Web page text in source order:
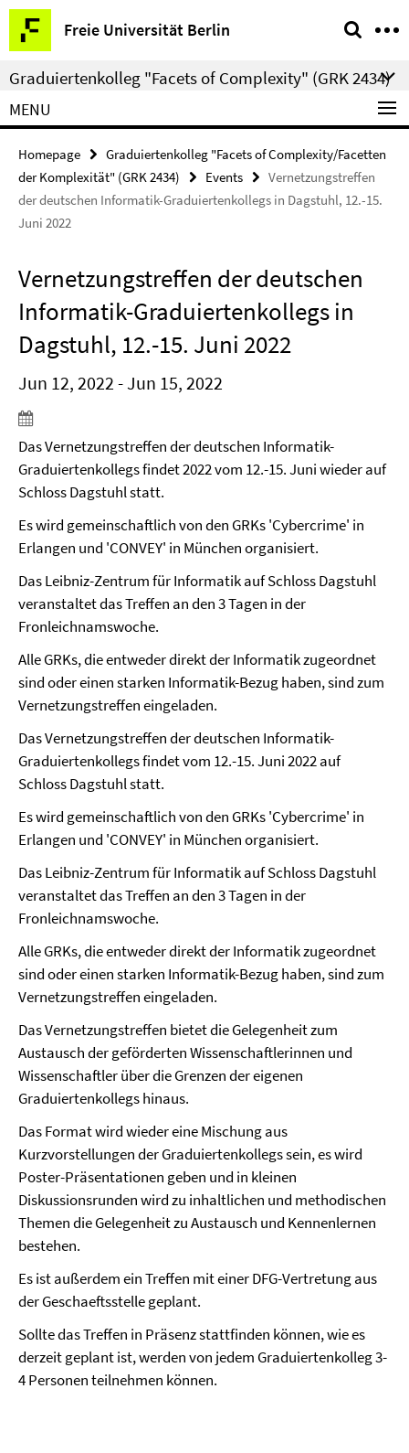
Springe
direkt
zu
Inhalt
Freie Universität Berlin
Service
Navigation
Graduiertenkolleg "Facets of Complexity" (GRK 2434)
MENU
Homepage
Graduiertenkolleg "Facets of Complexity/Facetten
der Komplexität" (GRK 2434)
Events
Vernetzungstreffen
der deutschen Informatik-Graduiertenkollegs in Dagstuhl, 12.-15.
Juni 2022
Vernetzungstreffen der deutschen
Informatik-Graduiertenkollegs in
Dagstuhl, 12.-15. Juni 2022
Jun 12, 2022 - Jun 15, 2022
Das Vernetzungstreffen der deutschen Informatik-
Graduiertenkollegs findet 2022 vom 12.-15. Juni wieder auf
Schloss Dagstuhl statt.
Es wird gemeinschaftlich von den GRKs 'Cybercrime' in
Erlangen und 'CONVEY' in München organisiert.
Das Leibniz-Zentrum für Informatik auf Schloss Dagstuhl
veranstaltet das Treffen an den 3 Tagen in der
Fronleichnamswoche.
Alle GRKs, die entweder direkt der Informatik zugeordnet
sind oder einen starken Informatik-Bezug haben, sind zum
Vernetzungstreffen eingeladen.
Das Vernetzungstreffen der deutschen Informatik-
Graduiertenkollegs findet vom 12.-15. Juni 2022 auf
Schloss Dagstuhl statt.
Es wird gemeinschaftlich von den GRKs 'Cybercrime' in
Erlangen und 'CONVEY' in München organisiert.
Das Leibniz-Zentrum für Informatik auf Schloss Dagstuhl
veranstaltet das Treffen an den 3 Tagen in der
Fronleichnamswoche.
Alle GRKs, die entweder direkt der Informatik zugeordnet
sind oder einen starken Informatik-Bezug haben, sind zum
Vernetzungstreffen eingeladen.
Das Vernetzungstreffen bietet die Gelegenheit zum
Austausch der geförderten Wissenschaftlerinnen und
Wissenschaftler über die Grenzen der eigenen
Graduiertenkollegs hinaus.
Das Format wird wieder eine Mischung aus
Kurzvorstellungen der Graduiertenkollegs sein, es wird
Poster-Präsentationen geben und in kleinen
Diskussionsrunden wird zu inhaltlichen und methodischen
Themen die Gelegenheit zu Austausch und Kennenlernen
bestehen.
Es ist außerdem ein Treffen mit einer DFG-Vertretung aus
der Geschaeftsstelle geplant.
Sollte das Treffen in Präsenz stattfinden können, wie es
derzeit geplant ist, werden von jedem Graduiertenkolleg 3-
4 Personen teilnehmen können.